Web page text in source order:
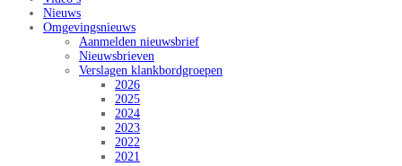
Nieuws
Omgevingsnieuws
Aanmelden nieuwsbrief
Nieuwsbrieven
Verslagen klankbordgroepen
2026
2025
2024
2023
2022
2021